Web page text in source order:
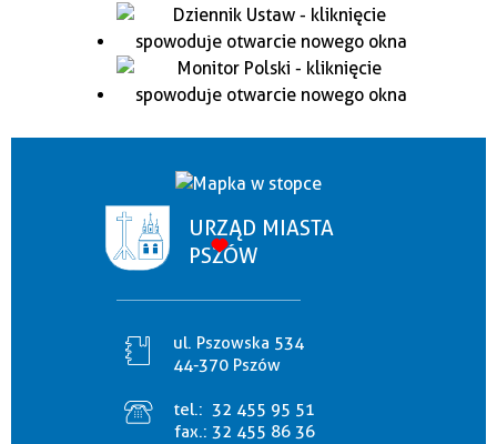
URZĄD MIASTA
PSZÓW
ul. Pszowska 534
44-370 Pszów
tel.: 32 455 95 51
fax.: 32 455 86 36